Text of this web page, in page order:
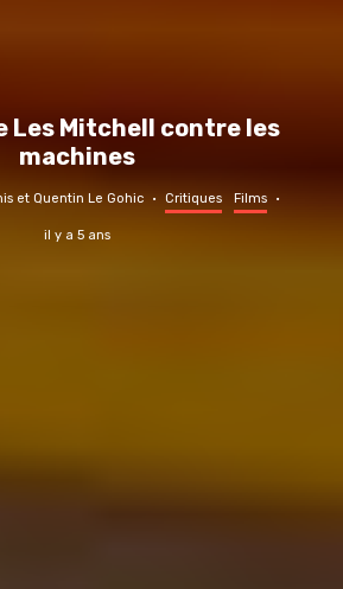
Les Mitchell contre les
machines
et Quentin Le Gohic · Critiques Films ·
il y a 5 ans